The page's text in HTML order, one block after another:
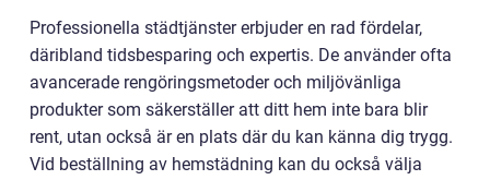
Professionella städtjänster erbjuder en rad fördelar,
däribland tidsbesparing och expertis. De använder ofta
avancerade rengöringsmetoder och miljövänliga
produkter som säkerställer att ditt hem inte bara blir
rent, utan också är en plats där du kan känna dig trygg.
Vid beställning av hemstädning kan du också välja